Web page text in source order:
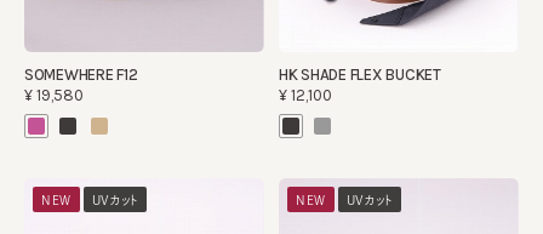
SOMEWHERE F12
¥19,580
HK SHADE FLEX BUCKET
¥12,100
NEW UVカット NEW UVカット